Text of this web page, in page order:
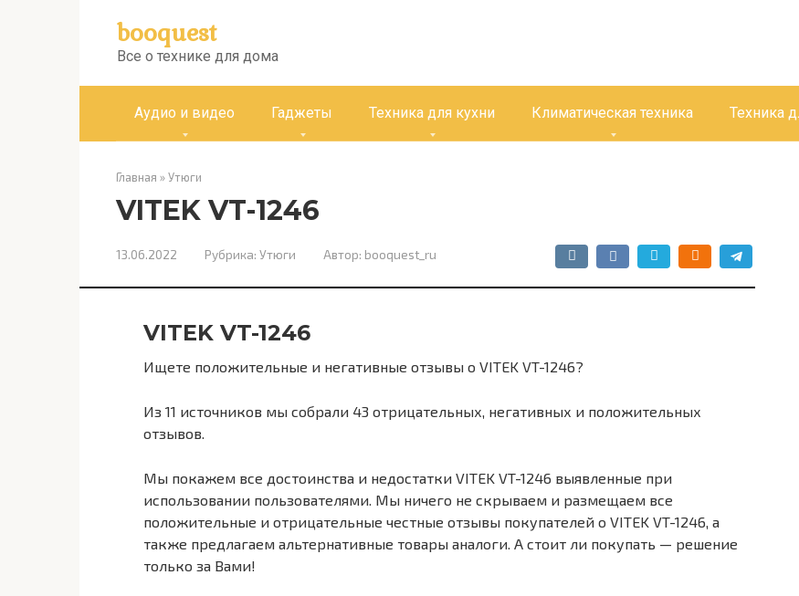
booquest
Все о технике для дома
Аудио и видео Гаджеты Техника для кухни Климатическая техника Техника
Главная »Утюги
VITEK VT-1246
13.06.2022 Рубрика: Утюги Автор: booquest_ru
VITEK VT-1246
Ищете положительные и негативные отзывы о VITEK VT-1246?
Из 11 источников мы собрали 43 отрицательных, негативных и положительных
отзывов.
Мы покажем все достоинства и недостатки VITEK VT-1246 выявленные при
использовании пользователями. Мы ничего не скрываем и размещаем все
положительные и отрицательные честные отзывы покупателей о VITEK VT-1246, а
также предлагаем альтернативные товары аналоги. А стоит ли покупать — решение
только за Вами!